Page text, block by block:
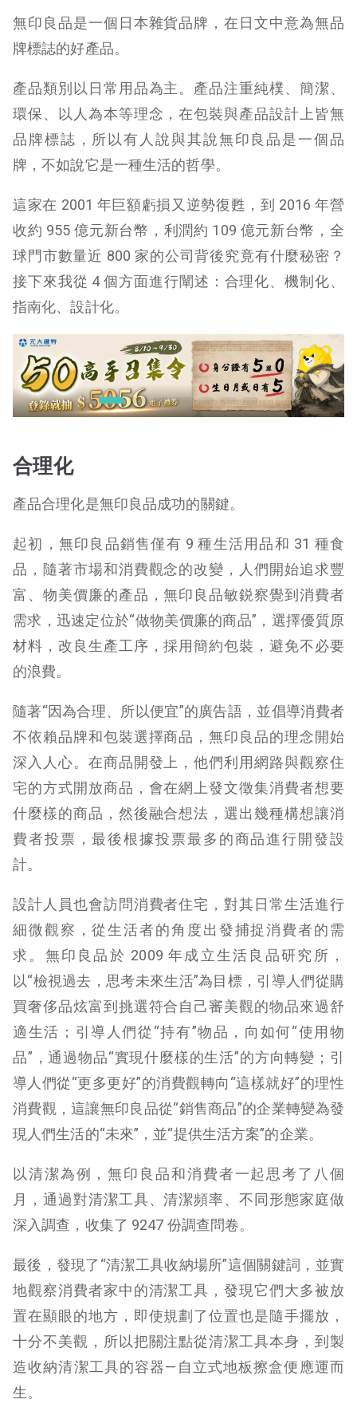
無印良品是一個日本雜貨品牌，在日文中意為無品
牌標誌的好產品。
產品類別以日常用品為主。產品注重純樸、簡潔、
環保、以人為本等理念，在包裝與產品設計上皆無
品牌標誌，所以有人說與其說無印良品是一個品
牌，不如說它是一種生活的哲學。
這家在 2001 年巨額虧損又逆勢復甦，到 2016 年營
收約 955 億元新台幣，利潤約 109 億元新台幣，全
球門市數量近 800 家的公司背後究竟有什麼秘密？
接下來我從 4 個方面進行闡述：合理化、機制化、
指南化、設計化。
合理化
產品合理化是無印良品成功的關鍵。
起初，無印良品銷售僅有 9 種生活用品和 31 種食
品，隨著市場和消費觀念的改變，人們開始追求豐
富、物美價廉的產品，無印良品敏鋭察覺到消費者
需求，迅速定位於“做物美價廉的商品”，選擇優質原
材料，改良生產工序，採用簡約包裝，避免不必要
的浪費。
隨著“因為合理、所以便宜”的廣告語，並倡導消費者
不依賴品牌和包裝選擇商品，無印良品的理念開始
深入人心。 在商品開發上，他們利用網路與觀察住
宅的方式開放商品，會在網上發文徵集消費者想要
什麼樣的商品，然後融合想法，選出幾種構想讓消
費者投票，最後根據投票最多的商品進行開發設
計。
設計人員也會訪問消費者住宅，對其日常生活進行
細微觀察，從生活者的角度出發捕捉消費者的需
求。 無印良品於 2009 年成立生活良品研究所，
以“檢視過去，思考未來生活”為目標，引導人們從購
買奢侈品炫富到挑選符合自己審美觀的物品來過舒
適生活； 引導人們從“持有”物品，向如何“使用物
品”，通過物品“實現什麼樣的生活”的方向轉變； 引
導人們從“更多更好”的消費觀轉向“這樣就好”的理性
消費觀，這讓無印良品從“銷售商品”的企業轉變為發
現人們生活的“未來”，並“提供生活方案”的企業。
以清潔為例，無印良品和消費者一起思考了八個
月，通過對清潔工具、清潔頻率、不同形態家庭做
深入調查，收集了 9247 份調查問卷。
最後，發現了“清潔工具收納場所”這個關鍵詞，並實
地觀察消費者家中的清潔工具，發現它們大多被放
置在顯眼的地方，即使規劃了位置也是隨手擺放，
十分不美觀，所以把關注點從清潔工具本身，到製
造收納清潔工具的容器—自立式地板擦盒便應運而
生。